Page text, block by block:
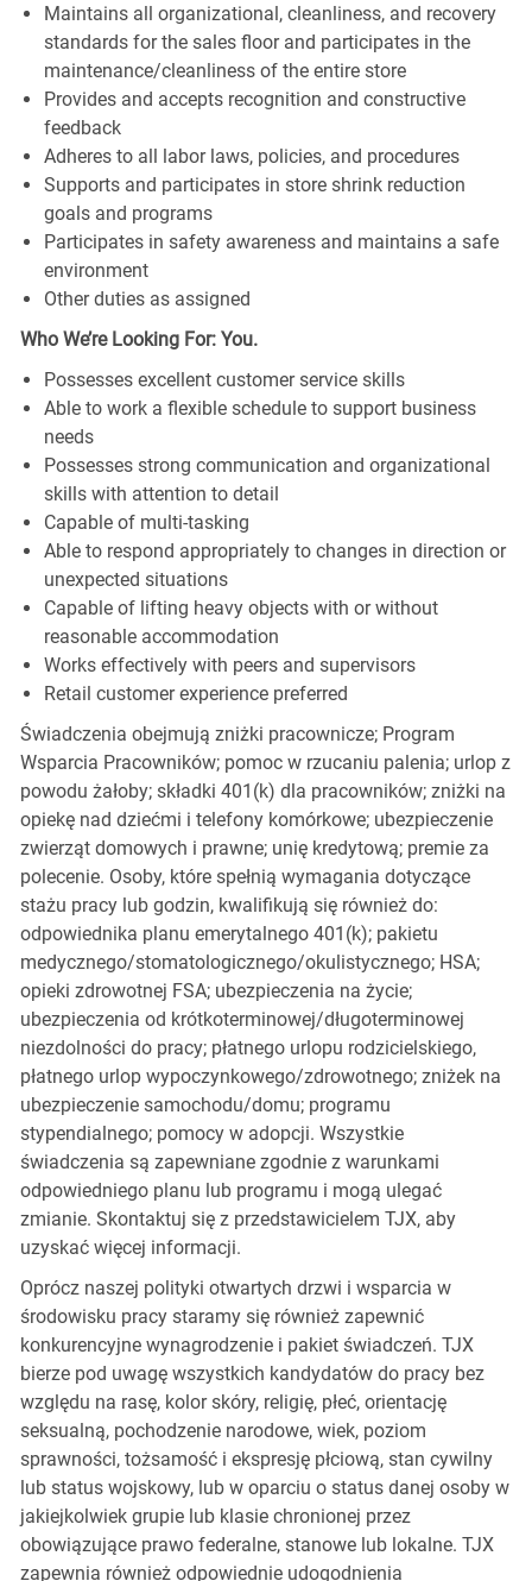
Maintains all organizational, cleanliness, and recovery
standards for the sales floor and participates in the
maintenance/cleanliness of the entire store
Provides and accepts recognition and constructive
feedback
Adheres to all labor laws, policies, and procedures
Supports and participates in store shrink reduction
goals and programs
Participates in safety awareness and maintains a safe
environment
Other duties as assigned
Who We’re Looking For: You.
Possesses excellent customer service skills
Able to work a flexible schedule to support business
needs
Possesses strong communication and organizational
skills with attention to detail
Capable of multi-tasking
Able to respond appropriately to changes in direction or
unexpected situations
Capable of lifting heavy objects with or without
reasonable accommodation
Works effectively with peers and supervisors
Retail customer experience preferred
Świadczenia obejmują zniżki pracownicze; Program
Wsparcia Pracowników; pomoc w rzucaniu palenia; urlop z
powodu żałoby; składki 401(k) dla pracowników; zniżki na
opiekę nad dziećmi i telefony komórkowe; ubezpieczenie
zwierząt domowych i prawne; unię kredytową; premie za
polecenie. Osoby, które spełnią wymagania dotyczące
stażu pracy lub godzin, kwalifikują się również do:
odpowiednika planu emerytalnego 401(k); pakietu
medycznego/stomatologicznego/okulistycznego; HSA;
opieki zdrowotnej FSA; ubezpieczenia na życie;
ubezpieczenia od krótkoterminowej/długoterminowej
niezdolności do pracy; płatnego urlopu rodzicielskiego,
płatnego urlop wypoczynkowego/zdrowotnego; zniżek na
ubezpieczenie samochodu/domu; programu
stypendialnego; pomocy w adopcji. Wszystkie
świadczenia są zapewniane zgodnie z warunkami
odpowiedniego planu lub programu i mogą ulegać
zmianie. Skontaktuj się z przedstawicielem TJX, aby
uzyskać więcej informacji.
Oprócz naszej polityki otwartych drzwi i wsparcia w
środowisku pracy staramy się również zapewnić
konkurencyjne wynagrodzenie i pakiet świadczeń. TJX
bierze pod uwagę wszystkich kandydatów do pracy bez
względu na rasę, kolor skóry, religię, płeć, orientację
seksualną, pochodzenie narodowe, wiek, poziom
sprawności, tożsamość i ekspresję płciową, stan cywilny
lub status wojskowy, lub w oparciu o status danej osoby w
jakiejkolwiek grupie lub klasie chronionej przez
obowiązujące prawo federalne, stanowe lub lokalne. TJX
zapewnia również odpowiednie udogodnienia